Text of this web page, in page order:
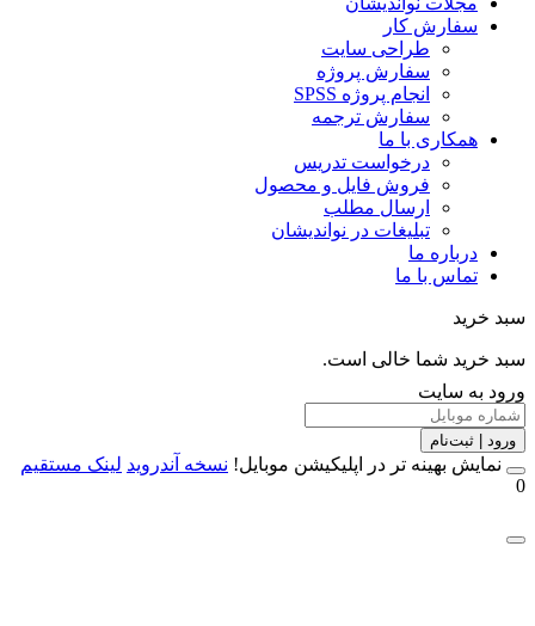
سفارش کار
طراحی سایت
سفارش پروژه
انجام پروژه SPSS
سفارش ترجمه
همکاری با ما
درخواست تدریس
فروش فایل و محصول
ارسال مطلب
تبلیغات در نواندیشان
درباره ما
تماس با ما
خرید شما خالی است.
به سایت
| ثبت‌نام
بهینه تر در اپلیکیشن موبایل!نسخه آندروید لینک مستقیم